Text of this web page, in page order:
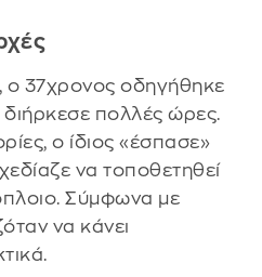
ο 37χρονος οδηγήθηκε
διήρκεσε πολλές ώρες.
ο ίδιος «έσπασε»
να τοποθετηθεί
Σύμφωνα με
να κάνει